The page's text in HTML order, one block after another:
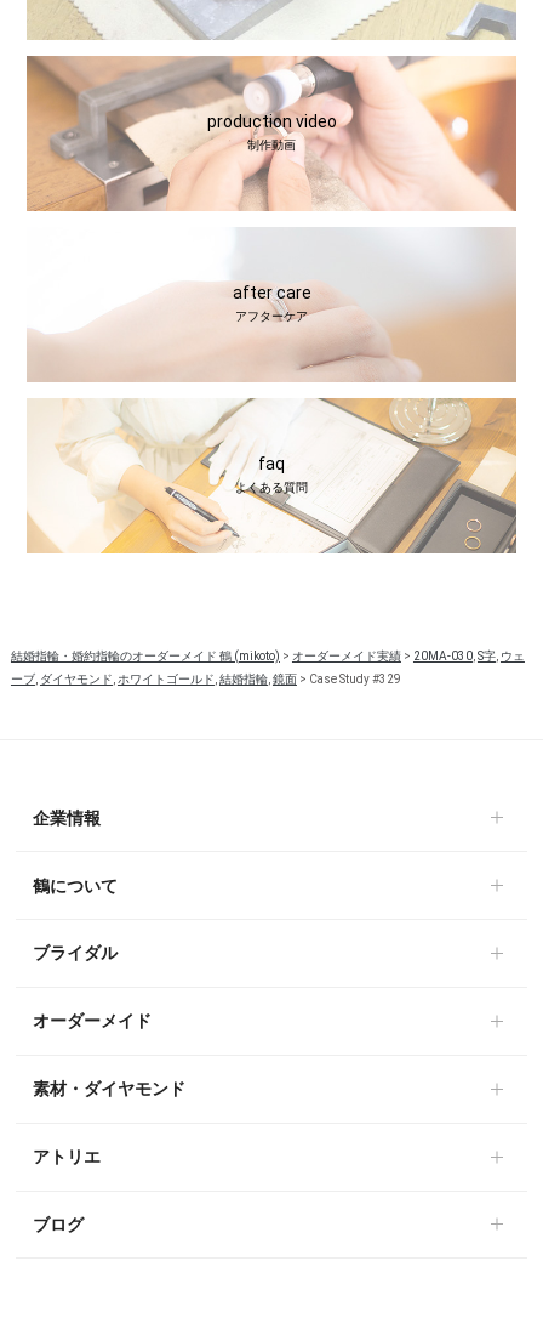
production video
制作動画
after care
アフターケア
faq
よくある質問
結婚指輪・婚約指輪のオーダーメイド 鶴 (mikoto) > オーダーメイド実績> 20MA-030,S字, ウェ
ーブ, ダイヤモンド,ホワイトゴールド,結婚指輪,鏡面 > Case Study #329
企業情報
鶴について
ブライダル
オーダーメイド
素材・ダイヤモンド
アトリエ
ブログ